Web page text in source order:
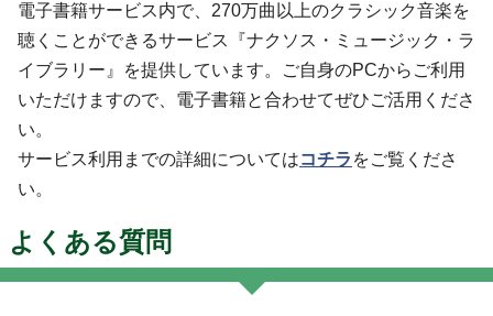
電子書籍サービス内で、270万曲以上のクラシック音楽を
聴くことができるサービス『ナクソス・ミュージック・ラ
イブラリー』を提供しています。ご自身のPCからご利用
いただけますので、電子書籍と合わせてぜひご活用くださ
い。
サービス利用までの詳細についてはコチラ をご覧くださ
い。
よくある質問